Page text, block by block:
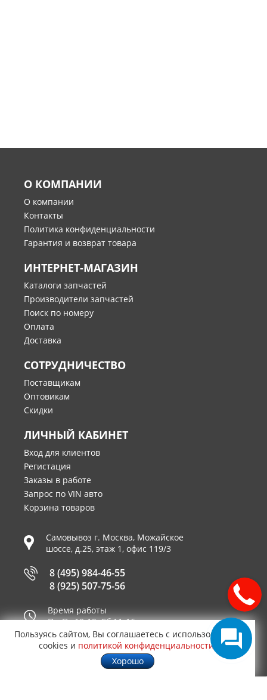
О КОМПАНИИ
О компании
Контакты
Политика конфиденциальности
Гарантия и возврат товара
ИНТЕРНЕТ-МАГАЗИН
Каталоги запчастей
Производители запчастей
Поиск по номеру
Оплата
Доставка
СОТРУДНИЧЕСТВО
Поставщикам
Оптовикам
Скидки
ЛИЧНЫЙ КАБИНЕТ
Вход для клиентов
Регистация
Заказы в работе
Запрос по VIN авто
Корзина товаров
Самовывоз г. Москва, Можайское
шоссе, д.25, этаж 1, офис 119/3
8 (495) 984-46-55
8 (925) 507-75-56
Время работы
Пн-Пт 10-19, Сб 11-16
Принимаем к оплате
Пользуясь сайтом, Вы соглашаетесь с использованием
cookies и политикой конфиденциальности
Хорошо